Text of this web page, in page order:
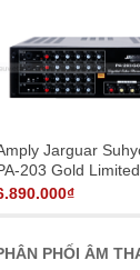
Jarguar
203 Gold
PHỐI ÂM